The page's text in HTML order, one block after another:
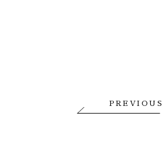
PREVIOUS